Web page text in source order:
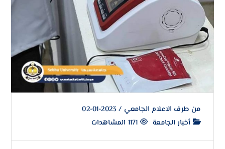
من طرف الاعلام الجامعي /
2023-01-02
أخبار الجامعة